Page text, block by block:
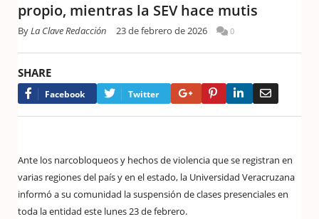
propio, mientras la SEV hace mutis
ByLa Clave Redacción 23 de febrero de 2026 0
SHARE
Facebook Twitter Google+PinterestLinkedIn
Ante los narcobloqueos y hechos de violencia que se registran en
varias regiones del país y en el estado, la Universidad Veracruzana
informó a su comunidad la suspensión de clases presenciales en
toda la entidad este lunes 23 de febrero.